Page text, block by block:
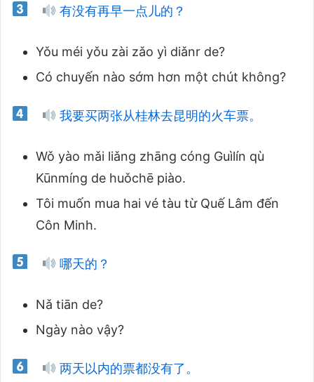
有没有再早一点儿的？
Yǒu méi yǒu zài zǎo yì diǎnr de?
Có chuyến nào sớm hơn một chút không?
我要买两张从桂林去昆明的火车票。
Wǒ yào mǎi liǎng zhāng cóng Guìlín qù
Kūnmíng de huǒchē piào.
Tôi muốn mua hai vé tàu từ Quế Lâm đến
Côn Minh.
哪天的？
Nǎ tiān de?
Ngày nào vậy?
两天以内的票都没有了。